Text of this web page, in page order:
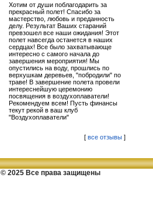
Хотим от души поблагодарить за
прекрасный полет! Спасибо за
мастерство, любовь и преданность
делу. Результат Ваших стараний
превзошел все наши ожидания! Этот
полет навсегда останется в наших
сердцах! Все было захватывающе
интересно с самого начала до
завершения мероприятия! Мы
опустились на воду, прошлись по
верхушкам деревьев, "побродили" по
траве! В завершение полета провели
интереснейшую церемонию
посвящения в воздухоплаватели!
Рекомендуем всем! Пусть финансы
текут рекой в ваш клуб
"Воздухоплаватели"
[ все отзывы]
© 2025 Все права защищены